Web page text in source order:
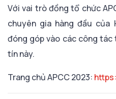
Với vai trò đồng tổ chức
chuyên gia hàng đầu của
đóng góp vào các công
tín này.
Trang chủ APCC 2023: